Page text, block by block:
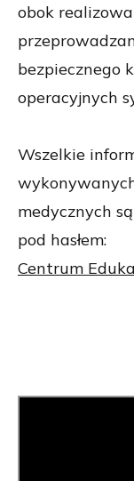
obok
bezpiecznego
operacyjnych
Wszelkie
medycznych
pod hasłem:
Centrum